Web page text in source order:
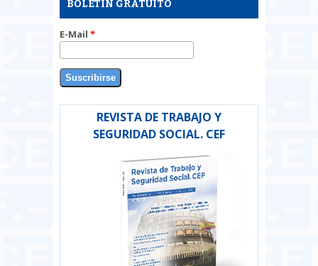
BOLETÍN GRATUITO
E-Mail *
REVISTA DE TRABAJO Y
SEGURIDAD SOCIAL. CEF